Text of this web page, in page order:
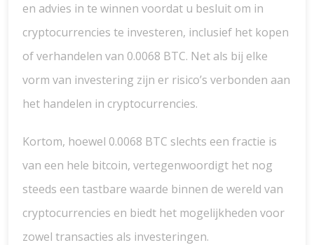
en advies in te winnen voordat u besluit om in
cryptocurrencies te investeren, inclusief het kopen
of verhandelen van 0.0068 BTC. Net als bij elke
vorm van investering zijn er risico’s verbonden aan
het handelen in cryptocurrencies.
Kortom, hoewel 0.0068 BTC slechts een fractie is
van een hele bitcoin, vertegenwoordigt het nog
steeds een tastbare waarde binnen de wereld van
cryptocurrencies en biedt het mogelijkheden voor
zowel transacties als investeringen.